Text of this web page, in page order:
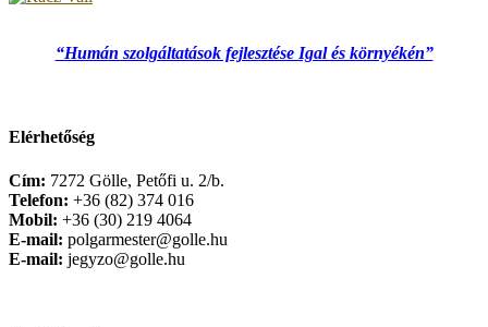
“Humán szolgáltatások fejlesztése Igal és környékén”
Elérhetőség
Cím: 7272 Gölle, Petőfi u. 2/b.
Telefon: +36 (82) 374 016
Mobil: +36 (30) 219 4064
E-mail: polgarmester@golle.hu
E-mail: jegyzo@golle.hu